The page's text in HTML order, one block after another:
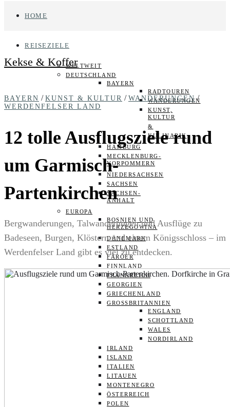
HOME
REISEZIELE
WELTWEIT
DEUTSCHLAND
BAYERN
RADTOUREN
WANDERUNGEN
KUNST,
KULTUR
&
KULINARIK
HAMBURG
MECKLENBURG-
VORPOMMERN
NIEDERSACHSEN
SACHSEN
SACHSEN-
ANHALT
EUROPA
BOSNIEN UND
HERZEGOWINA
DÄNEMARK
ESTLAND
FÄRÖER
FINNLAND
FRANKREICH
GEORGIEN
GRIECHENLAND
GROSSBRITANNIEN
ENGLAND
SCHOTTLAND
WALES
NORDIRLAND
IRLAND
ISLAND
ITALIEN
LITAUEN
MONTENEGRO
ÖSTERREICH
POLEN
Kekse & Koffer
BAYERN / KUNST & KULTUR / WANDERUNGEN /
WERDENFELSER LAND
12 tolle Ausflugsziele rund
um Garmisch-
Partenkirchen
Bergwanderungen, Talwanderungen und Ausflüge zu
Badeseen, Burgen, Klöstern und einem Königsschloss – im
Werdenfelser Land gibt es viel zu entdecken.